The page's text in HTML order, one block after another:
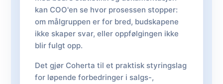
kan COO'en se hvor prosessen stopper:
om målgruppen er for bred, budskapene
ikke skaper svar, eller oppfølgingen ikke
blir fulgt opp.
Det gjør Coherta til et praktisk styringslag
for løpende forbedringer i salgs-,